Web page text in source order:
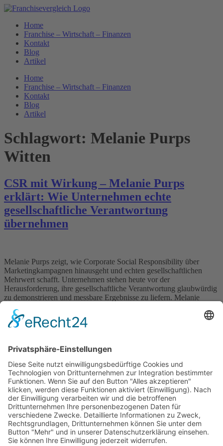
Zum
springenHome
Franchise – Wirtschaft – Finanzen
Kontakt
Blog
Artikel
Home
Franchise – Wirtschaft – Finanzen
Kontakt
Blog
Artikel
Schlagwort: Melanie Purps
Witten
CSR mit Wirkung – Melanie Purps
erklärt: Wie Unternehmen echte
gesellschaftliche Verantwortung
übernehmen
Melanie Purps zeigt, wie Corporate Social Responsibility über
Marketingkampagnen hinausgeht und echten gesellschaftlichen
Mehrwert schafft. Unternehmen stehen heute vor der
Herausforderung, ihre gesellschaftliche Verantwortung glaubwürdig
zu demonstrieren und messbare Ergebnisse zu liefern. Melanie
entwickelt werden, die über symbolische Gesten hinausgehen und
nachhaltige Veränderungen bewirken. Ihre praxisorientierten […]
Impressum
Datenschutz
Kooperation
Werbung
Presse- und Öffentlichkeitsarbeit
Aktuelles